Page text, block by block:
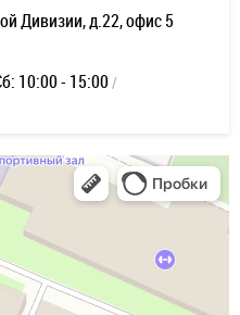
Дивизии, д.22, офис 5
10:00 - 15:00